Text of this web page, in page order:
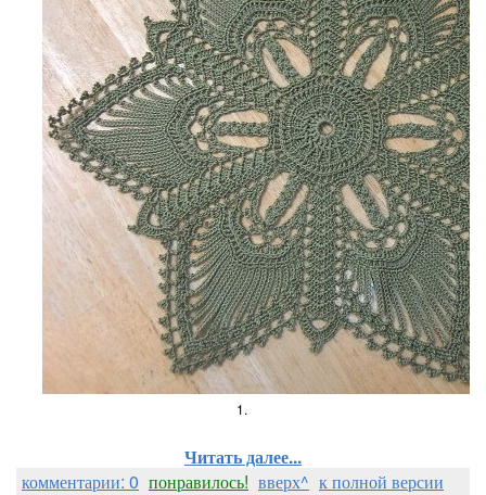
1.
Читать далее...
комментарии: 0 понравилось! вверх^ к полной версии